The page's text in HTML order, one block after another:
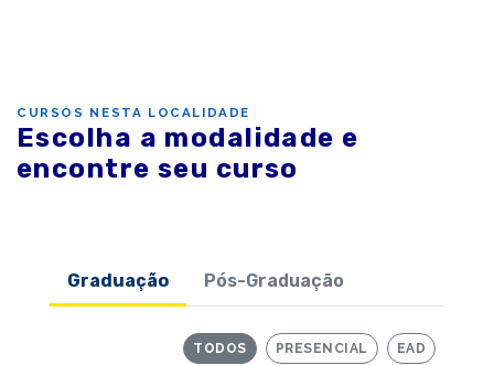
CURSOS NESTA LOCALIDADE
Escolha a modalidade e
encontre seu curso
Graduação Pós-Graduação
TODOS PRESENCIAL EAD